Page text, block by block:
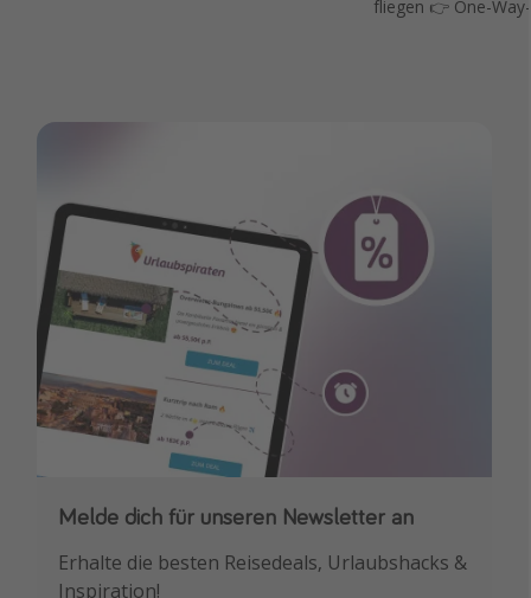
fliegen 👉 One-
Melde dich für unseren Newsletter an
Erhalte die besten Reisedeals, Urlaubshacks &
Inspiration!
Downloade unsere App
Buche die besten Reiseschnäppchen als
Erstes.